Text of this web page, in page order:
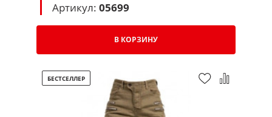
(черный)
Артикул: 05699
В КОРЗИНУ
БЕСТСЕЛЛЕР